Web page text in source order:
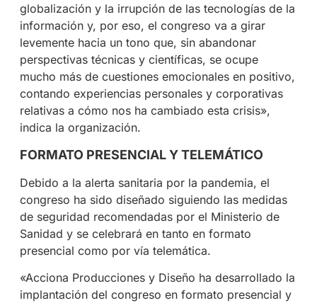
globalización y la irrupción de las tecnologías de la
información y, por eso, el congreso va a girar
levemente hacia un tono que, sin abandonar
perspectivas técnicas y científicas, se ocupe
mucho más de cuestiones emocionales en positivo,
contando experiencias personales y corporativas
relativas a cómo nos ha cambiado esta crisis»,
indica la organización.
FORMATO PRESENCIAL Y TELEMÁTICO
Debido a la alerta sanitaria por la pandemia, el
congreso ha sido diseñado siguiendo las medidas
de seguridad recomendadas por el Ministerio de
Sanidad y se celebrará en tanto en formato
presencial como por vía telemática.
«Acciona Producciones y Diseño ha desarrollado la
implantación del congreso en formato presencial y